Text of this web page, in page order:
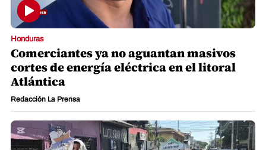
Honduras
Comerciantes ya no aguantan masivos
cortes de energía eléctrica en el litoral
Atlántica
Redacción La Prensa